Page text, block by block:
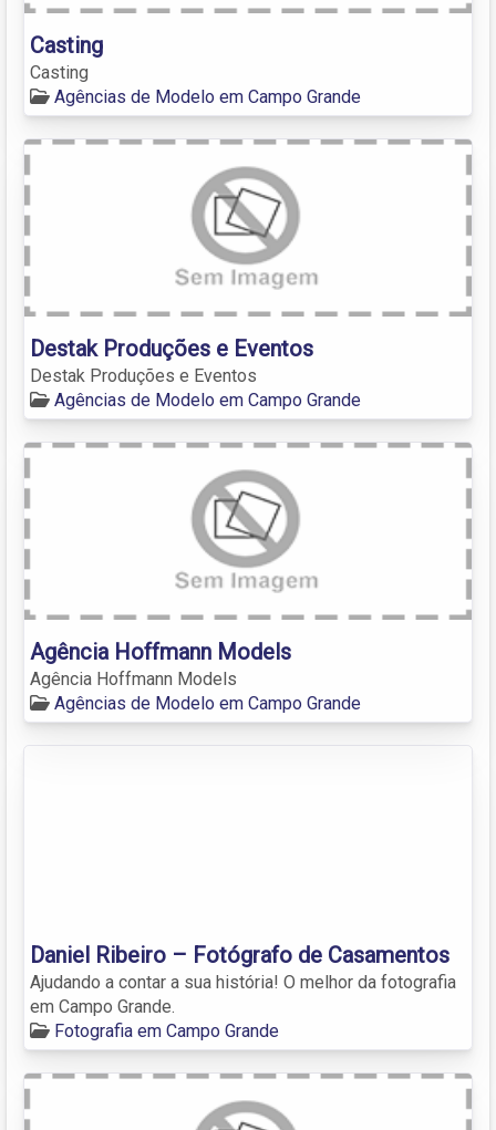
Casting
Casting
Agências de Modelo em Campo Grande
Destak Produções e Eventos
Destak Produções e Eventos
Agências de Modelo em Campo Grande
Agência Hoffmann Models
Agência Hoffmann Models
Agências de Modelo em Campo Grande
Daniel Ribeiro – Fotógrafo de Casamentos
Ajudando a contar a sua história! O melhor da fotografia
em Campo Grande.
Fotografia em Campo Grande